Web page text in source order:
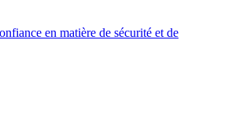
en matière de sécurité et de